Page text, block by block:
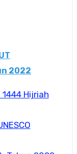
2022
Hijriah